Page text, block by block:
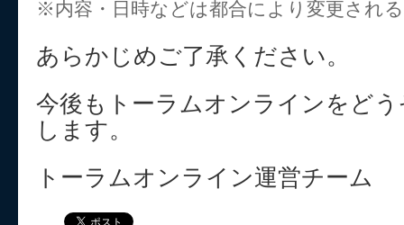
※内容・日時などは都合により変更され
あらかじめご了承ください。
今後もトーラムオンラインをど
します。
トーラムオンライン運営チーム